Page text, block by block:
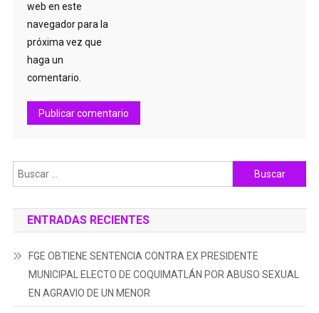
web en este
navegador para la
próxima vez que
haga un
comentario.
Buscar:
ENTRADAS RECIENTES
FGE OBTIENE SENTENCIA CONTRA EX PRESIDENTE
MUNICIPAL ELECTO DE COQUIMATLÁN POR ABUSO SEXUAL
EN AGRAVIO DE UN MENOR